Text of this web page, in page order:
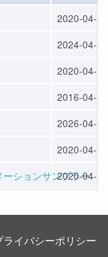
2020-04-16
2024-04-09
2020-04-16
2016-04-06
2026-04-06
2020-04-16
ションサンプラー
2020-04-16
ライバシーポリシー